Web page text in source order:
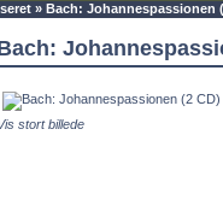
» Bach: Johannespassionen
stort billede